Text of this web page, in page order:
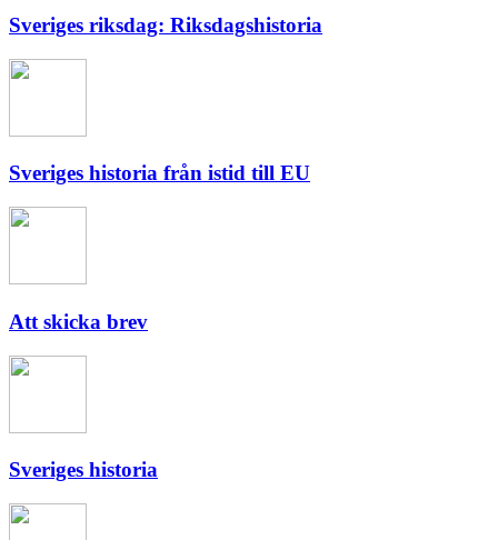
Sveriges riksdag: Riksdagshistoria
Sveriges historia från istid till EU
Att skicka brev
Sveriges historia